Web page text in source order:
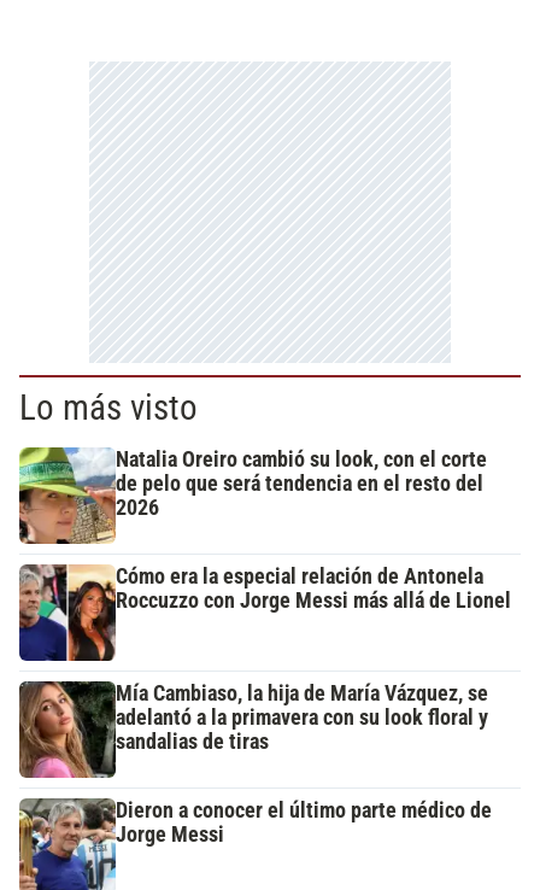
Lo más visto
Natalia Oreiro cambió su look, con el corte
de pelo que será tendencia en el resto del
2026
Cómo era la especial relación de Antonela
Roccuzzo con Jorge Messi más allá de Lionel
Mía Cambiaso, la hija de María Vázquez, se
adelantó a la primavera con su look floral y
sandalias de tiras
Dieron a conocer el último parte médico de
Jorge Messi